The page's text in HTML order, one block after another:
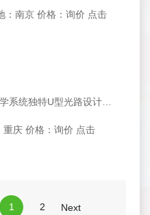
：南京 价格：询价 点击
重庆 价格：询价 点击
1 2 Next